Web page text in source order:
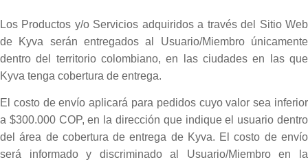
Los Productos y/o Servicios adquiridos a través del Sitio Web
de Kyva serán entregados al Usuario/Miembro únicamente
dentro del territorio colombiano, en las ciudades en las que
Kyva tenga cobertura de entrega.
El costo de envío aplicará para pedidos cuyo valor sea inferior
a $300.000 COP, en la dirección que indique el usuario dentro
del área de cobertura de entrega de Kyva. El costo de envío
será informado y discriminado al Usuario/Miembro en la